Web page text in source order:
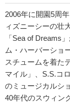
2006年に開園5周
ィズニーシーの壮
「Sea of Dreams
ム・ハーバーショ
スチュームを着た
マイル」、S.S.コ
のミュージカルシ
40年代のスウィン